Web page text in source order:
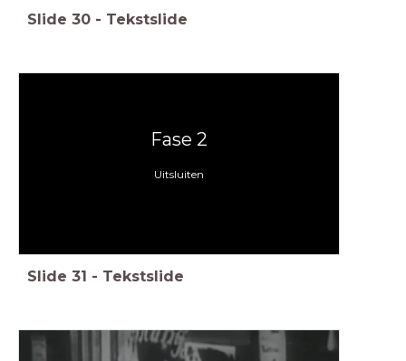
Slide 30 - Tekstslide
Fase 2
Uitsluiten
Slide 31 - Tekstslide